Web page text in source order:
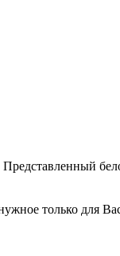
только для